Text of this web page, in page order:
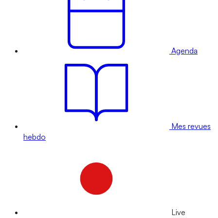
Agenda
Mes revues
hebdo
Live